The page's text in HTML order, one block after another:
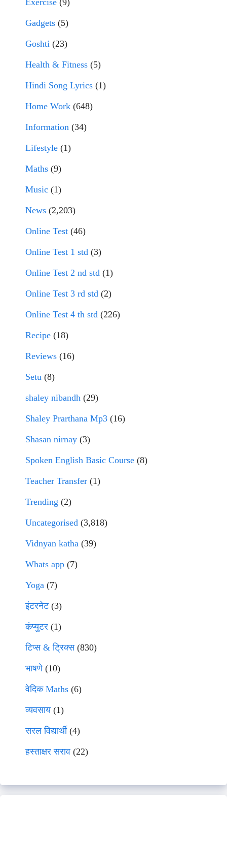
Gadgets (5)
Goshti (23)
Health & Fitness (5)
Hindi Song Lyrics (1)
Home Work (648)
Information (34)
Lifestyle (1)
Maths (9)
Music (1)
News (2,203)
Online Test (46)
Online Test 1 std (3)
Online Test 2 nd std (1)
Online Test 3 rd std (2)
Online Test 4 th std (226)
Recipe (18)
Reviews (16)
Setu (8)
shaley nibandh (29)
Shaley Prarthana Mp3 (16)
Shasan nirnay (3)
Spoken English Basic Course (8)
Teacher Transfer (1)
Trending (2)
Uncategorised (3,818)
Vidnyan katha (39)
Whats app (7)
Yoga (7)
इंटरनेट(3)
कंप्युटर (1)
टिप्स & ट्रिक्स(830)
भाषणे(10)
वेदिक Maths (6)
व्यवसाय(1)
सरल विद्यार्थी(4)
हस्ताक्षर सराव (22)